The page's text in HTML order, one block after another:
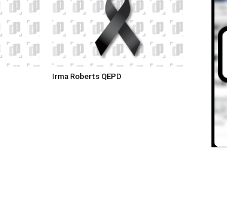
Irma Roberts QEPD